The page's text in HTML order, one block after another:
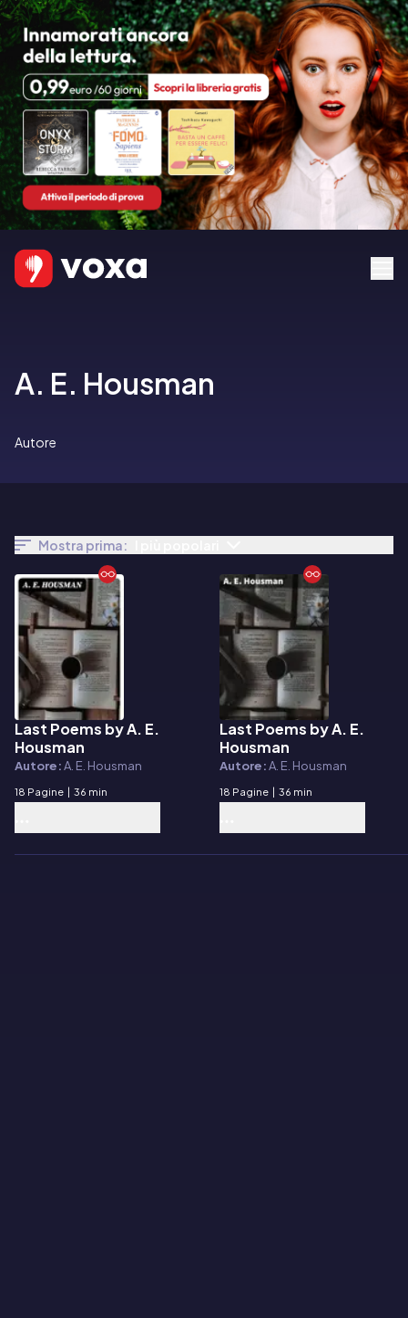
A. E. Housman
Autore
Mostra prima:
E-book
Last Poems by A. E.
Housman
Autore:A. E. Housman
18 Pagine | 36 min
E-book
Last Poems by A. E.
Housman
Autore:A. E. Housman
18 Pagine | 36 min